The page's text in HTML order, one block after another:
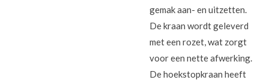
gemak aan- en uitzetten.
De kraan wordt geleverd
met een rozet, wat zorgt
voor een nette afwerking.
De hoekstopkraan heeft